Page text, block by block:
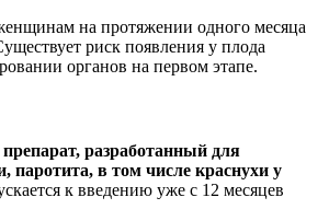
на протяжении одного месяца
риск появления у плода
органов на первом этапе.
разработанный для
паротита, в том числе краснухи у
к введению уже с 12 месяцев